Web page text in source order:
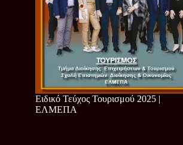
Ειδικό Τεύχος Τουρισμού 2025 |
ΕΛΜΕΠΑ